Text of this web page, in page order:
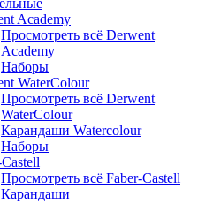
Academy
Просмотреть всё Derwent
Academy
Наборы
WaterColour
Просмотреть всё Derwent
WaterColour
Карандаши Watercolour
Наборы
Просмотреть всё Faber-Castell
Карандаши